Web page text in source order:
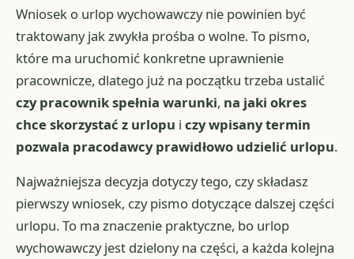
Wniosek o urlop wychowawczy nie powinien być
traktowany jak zwykła prośba o wolne. To pismo,
które ma uruchomić konkretne uprawnienie
pracownicze, dlatego już na początku trzeba ustalić
czy pracownik spełnia warunki, na jaki okres
chce skorzystać z urlopu iczy wpisany termin
pozwala pracodawcy prawidłowo udzielić urlopu.
Najważniejsza decyzja dotyczy tego, czy składasz
pierwszy wniosek, czy pismo dotyczące dalszej części
urlopu. To ma znaczenie praktyczne, bo urlop
wychowawczy jest dzielony na części, a każda kolejna